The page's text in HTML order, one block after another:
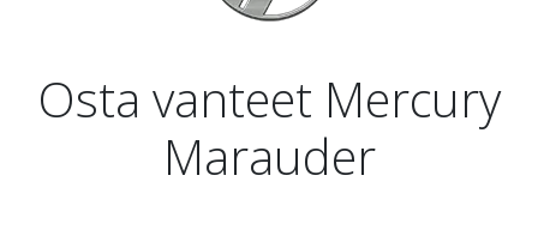
Osta vanteet Mercury
Marauder